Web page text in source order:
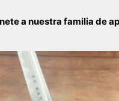
a nuestra familia de